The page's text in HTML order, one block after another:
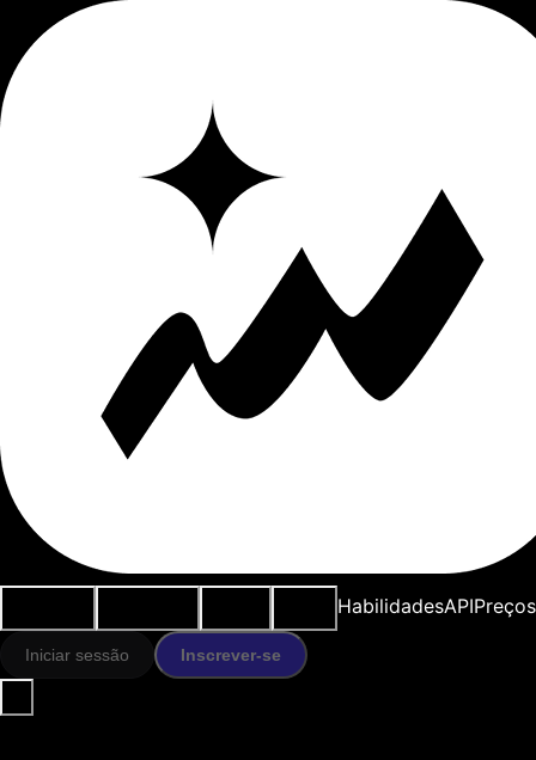
HabilidadesAPIPreços
Iniciar sessão Inscrever-se